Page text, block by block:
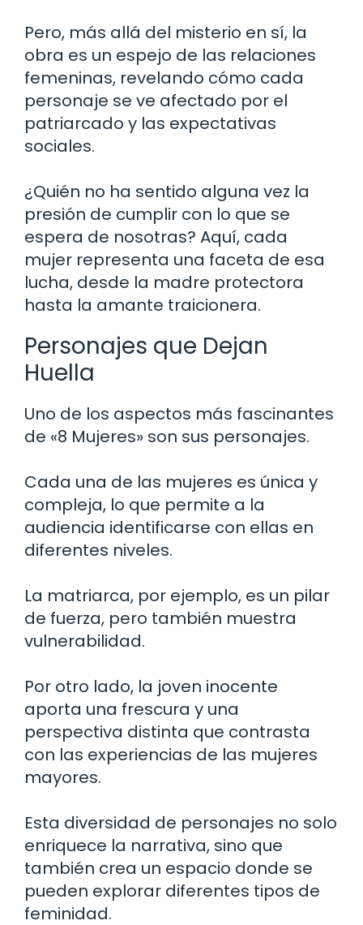
Pero, más allá del misterio en sí, la
obra es un espejo de las relaciones
femeninas, revelando cómo cada
personaje se ve afectado por el
patriarcado y las expectativas
sociales.
¿Quién no ha sentido alguna vez la
presión de cumplir con lo que se
espera de nosotras? Aquí, cada
mujer representa una faceta de esa
lucha, desde la madre protectora
hasta la amante traicionera.
Personajes que Dejan
Huella
Uno de los aspectos más fascinantes
de «8 Mujeres» son sus personajes.
Cada una de las mujeres es única y
compleja, lo que permite a la
audiencia identificarse con ellas en
diferentes niveles.
La matriarca, por ejemplo, es un pilar
de fuerza, pero también muestra
vulnerabilidad.
Por otro lado, la joven inocente
aporta una frescura y una
perspectiva distinta que contrasta
con las experiencias de las mujeres
mayores.
Esta diversidad de personajes no solo
enriquece la narrativa, sino que
también crea un espacio donde se
pueden explorar diferentes tipos de
feminidad.